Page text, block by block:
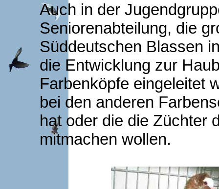
Auch in der
Seniorenabteilung, die
Süddeutschen Blassen
die Entwicklung zur
Farbenköpfe eingeleitet
bei den anderen
hat oder die die Züchter
mitmachen wollen.